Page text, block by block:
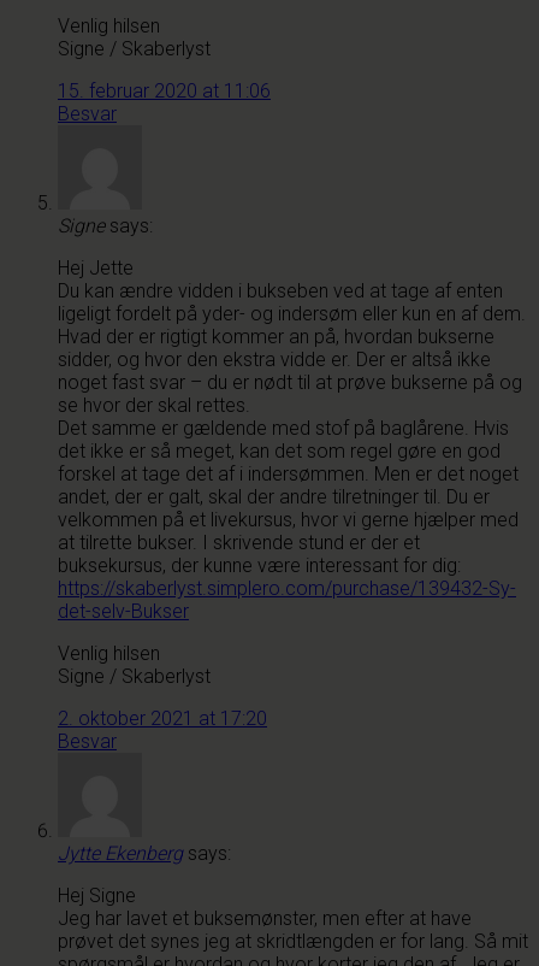
Venlig hilsen
Signe / Skaberlyst
15. februar 2020 at 11:06
Besvar
Signe says:
Hej Jette
Du kan ændre vidden i bukseben ved at tage af enten
ligeligt fordelt på yder- og indersøm eller kun en af dem.
Hvad der er rigtigt kommer an på, hvordan bukserne
sidder, og hvor den ekstra vidde er. Der er altså ikke
noget fast svar – du er nødt til at prøve bukserne på og
se hvor der skal rettes.
Det samme er gældende med stof på baglårene. Hvis
det ikke er så meget, kan det som regel gøre en god
forskel at tage det af i indersømmen. Men er det noget
andet, der er galt, skal der andre tilretninger til. Du er
velkommen på et livekursus, hvor vi gerne hjælper med
at tilrette bukser. I skrivende stund er der et
buksekursus, der kunne være interessant for dig:
https://skaberlyst.simplero.com/purchase/139432-Sy-
det-selv-Bukser
Venlig hilsen
Signe / Skaberlyst
2. oktober 2021 at 17:20
Besvar
Jytte Ekenberg says:
Hej Signe
Jeg har lavet et buksemønster, men efter at have
prøvet det synes jeg at skridtlængden er for lang. Så mit